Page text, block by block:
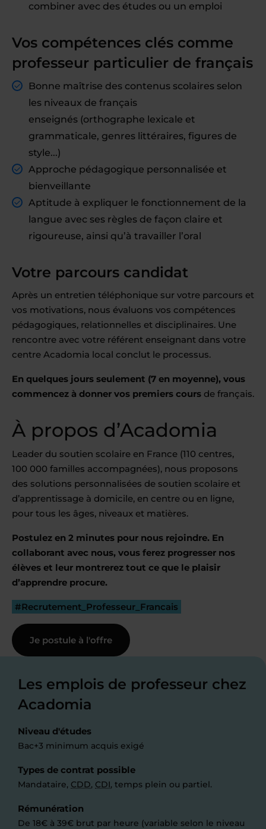
combiner avec des études ou un emploi
Vos compétences clés comme
professeur particulier de français
Bonne maîtrise des contenus scolaires selon
les niveaux de français
enseignés (orthographe lexicale et
grammaticale, genres littéraires, figures de
style...)
Approche pédagogique personnalisée et
bienveillante
Aptitude à expliquer le fonctionnement de la
langue avec ses règles de façon claire et
rigoureuse, ainsi qu’à travailler l’oral
Votre parcours candidat
Après un entretien téléphonique sur votre parcours et
vos motivations, nous évaluons vos compétences
pédagogiques, relationnelles et disciplinaires. Une
rencontre avec votre référent enseignant dans votre
centre Acadomia local conclut le processus.
En quelques jours seulement (7 en moyenne), vous
commencez à donner vos premiers cours de français.
À propos d’Acadomia
Leader du soutien scolaire en France (110 centres,
100 000 familles accompagnées), nous proposons
des solutions personnalisées de soutien scolaire et
d’apprentissage à domicile, en centre ou en ligne,
pour tous les âges, niveaux et matières.
Postulez en 2 minutes pour nous rejoindre. En
collaborant avec nous, vous ferez progresser nos
élèves et leur montrerez tout ce que le plaisir
d’apprendre procure.
#Recrutement_Professeur_Francais
Je postule à l'offre
Les emplois de professeur chez
Acadomia
Niveau d'études
Bac+3 minimum acquis exigé
Types de contrat possible
Mandataire, CDD, CDI, temps plein ou partiel.
Rémunération
De 18€ à 39€ brut par heure (variable selon le niveau